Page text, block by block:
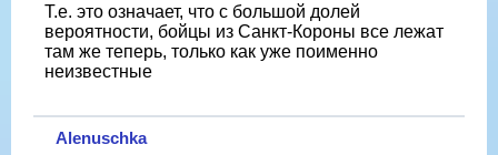
Т.е. это означает, что с большой долей
вероятности, бойцы из Санкт-Короны все лежат
там же теперь, только как уже поименно
неизвестные
Alenuschka